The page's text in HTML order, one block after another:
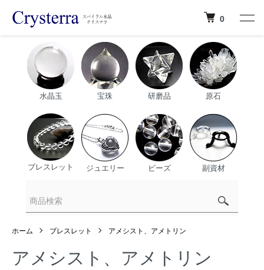
0
水晶玉 宝珠 研磨品 原石
ブレスレット ジュエリー ビーズ 副資材
ホーム ブレスレット アメシスト、アメトリン
アメシスト、アメトリン